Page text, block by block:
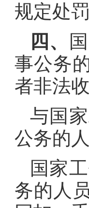
规定处罚
四、
事公务
者非法
与国
公务的
国家
务的人